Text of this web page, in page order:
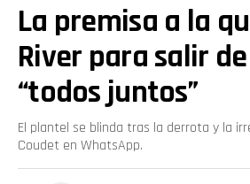
La premisa a la
River para salir
“todos juntos”
El plantel se blinda tras la derrota y la
Coudet en WhatsApp.